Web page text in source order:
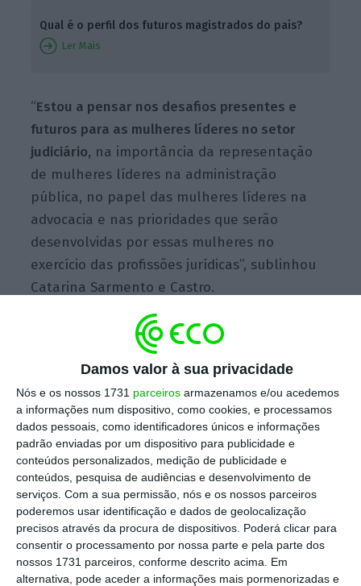
Damos valor à sua privacidade
Nós e os nossos 1731 parceiros armazenamos e/ou acedemos
a informações num dispositivo, como cookies, e processamos
dados pessoais, como identificadores únicos e informações
padrão enviadas por um dispositivo para publicidade e
conteúdos personalizados, medição de publicidade e
conteúdos, pesquisa de audiências e desenvolvimento de
serviços. Com a sua permissão, nós e os nossos parceiros
poderemos usar identificação e dados de geolocalização
precisos através da procura de dispositivos. Poderá clicar para
consentir o processamento por nossa parte e pela parte dos
nossos 1731 parceiros, conforme descrito acima. Em
alternativa, pode aceder a informações mais pormenorizadas e
Qual é o perfil dos futuros magistrados do país?
Ler Mais
“Estou a pensar nos desafios presentes e
futuros para as mulheres líderes no setor
judiciário, na importância da representação
de mulheres líderes na administração
pública, no papel das mulheres líderes na
advocacia e nas prioridades que serão
desenvolvidas por essas mulheres no
exercício das profissões jurídicas”, sublinhou
Catarina Sarmento e Castro.
A ministra discursava na sessão de abertura
da Lisboa Summit 2023, subordinada ao tema
“Women Leaders in Law”, que decorreu na
Ordem dos Advogados (OA), tendo destacado
as mudanças ocorridas nas últimas duas
décadas no que respeita ao papel da mulher
no Direito e nas profissões jurídicas.
Nesta sessão, que contou com a presença da
bastonária da OA, Fernanda de Almeida
Pinheiro, a ministra referiu que nas próprias